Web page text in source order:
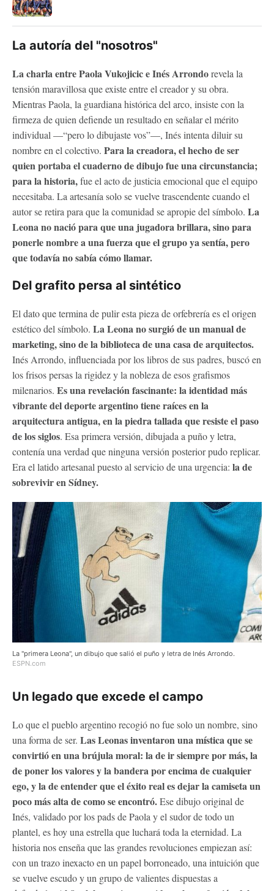
La autoría del "nosotros"
La charla entre Paola Vukojicic e Inés Arrondorevela la
tensión maravillosa que existe entre el creador y su obra.
Mientras Paola, la guardiana histórica del arco, insiste con la
firmeza de quien defiende un resultado en señalar el mérito
individual —“pero lo dibujaste vos”—, Inés intenta diluir su
nombre en el colectivo. Para la creadora, el hecho de ser
quien portaba el cuaderno de dibujo fue una circunstancia;
para la historia,fue el acto de justicia emocional que el equipo
necesitaba. La artesanía solo se vuelve trascendente cuando el
autor se retira para que la comunidad se apropie del símbolo. La
Leona no nació para que una jugadora brillara, sino para
ponerle nombre a una fuerza que el grupo ya sentía, pero
que todavía no sabía cómo llamar.
Del grafito persa al sintético
El dato que termina de pulir esta pieza de orfebrería es el origen
estético del símbolo. La Leona no surgió de un manual de
marketing, sino de la biblioteca de una casa de arquitectos.
Inés Arrondo, influenciada por los libros de sus padres, buscó en
los frisos persas la rigidez y la nobleza de esos grafismos
milenarios. Es una revelación fascinante: la identidad más
vibrante del deporte argentino tiene raíces en la
arquitectura antigua, en la piedra tallada que resiste el paso
de los siglos. Esa primera versión, dibujada a puño y letra,
contenía una verdad que ninguna versión posterior pudo replicar.
Era el latido artesanal puesto al servicio de una urgencia: la de
sobrevivir en Sídney.
La "primera Leona", un dibujo que salió el puño y letra de Inés Arrondo.
ESPN.com
Un legado que excede el campo
Lo que el pueblo argentino recogió no fue solo un nombre, sino
una forma de ser. Las Leonas inventaron una mística que se
convirtió en una brújula moral: la de ir siempre por más, la
de poner los valores y la bandera por encima de cualquier
ego, y la de entender que el éxito real es dejar la camiseta un
poco más alta de como se encontró.Ese dibujo original de
Inés, validado por los pads de Paola y el sudor de todo un
plantel, es hoy una estrella que luchará toda la eternidad. La
historia nos enseña que las grandes revoluciones empiezan así:
con un trazo inexacto en un papel borroneado, una intuición que
se vuelve escudo y un grupo de valientes dispuestas a